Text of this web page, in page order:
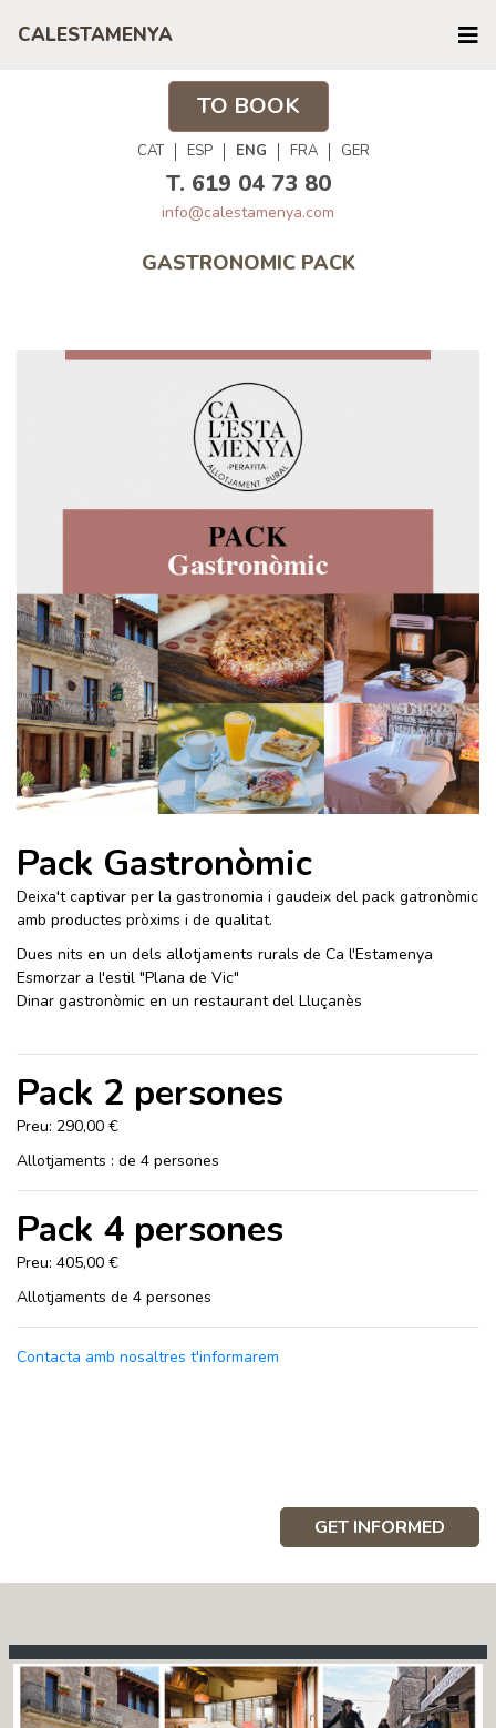
TO BOOK
CAT ESP ENG FRA GER
T. 619 04 73 80
info@calestamenya.com
CALESTAMENYA
GASTRONOMIC PACK
Pack Gastronòmic
Deixa't captivar per la gastronomia i gaudeix del pack gatronòmic
amb productes pròxims i de qualitat.
Dues nits en un dels allotjaments rurals de Ca l'Estamenya
Esmorzar a l'estil "Plana de Vic"
Dinar gastronòmic en un restaurant del Lluçanès
Pack 2 persones
Preu: 290,00 €
Allotjaments : de 4 persones
Pack 4 persones
Preu: 405,00 €
Allotjaments de 4 persones
Contacta amb nosaltres t'informarem
GET INFORMED